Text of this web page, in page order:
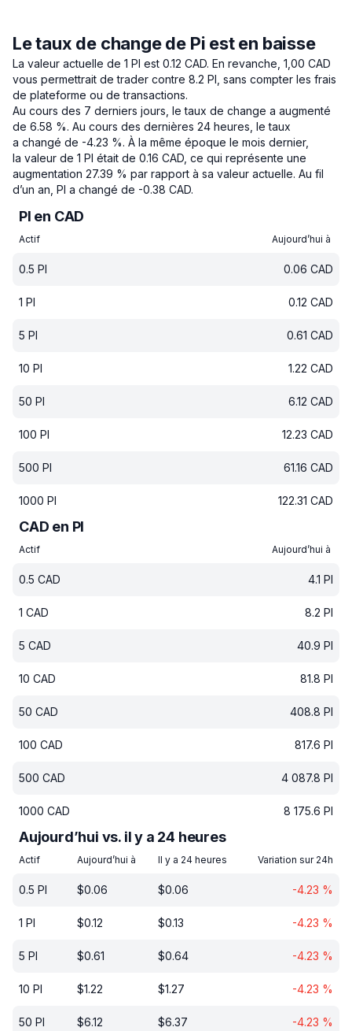
Le taux de change de Pi est en baisse
La valeur actuelle de 1 PI est 0.12 CAD. En revanche, 1,00 CAD
vous permettrait de trader contre 8.2 PI, sans compter les frais
de plateforme ou de transactions.
Au cours des 7 derniers jours, le taux de change a augmenté
de 6.58 %. Au cours des dernières 24 heures, le taux
a changé de -4.23 %. À la même époque le mois dernier,
la valeur de 1 PI était de 0.16 CAD, ce qui représente une
augmentation 27.39 % par rapport à sa valeur actuelle. Au fil
d’un an, PI a changé de -0.38 CAD.
PI en CAD
Actif Aujourd’hui à
0.5 PI 0.06 CAD
1 PI 0.12 CAD
5 PI 0.61 CAD
10 PI 1.22 CAD
50 PI 6.12 CAD
100 PI 12.23 CAD
500 PI 61.16 CAD
1000 PI 122.31 CAD
CAD en PI
Actif Aujourd’hui à
0.5 CAD 4.1 PI
1 CAD 8.2 PI
5 CAD 40.9 PI
10 CAD 81.8 PI
50 CAD 408.8 PI
100 CAD 817.6 PI
500 CAD 4 087.8 PI
1000 CAD 8 175.6 PI
Aujourd’hui vs. il y a 24 heures
Actif Aujourd’hui à Il y a 24 heures Variation sur 24h
0.5 PI $0.06 $0.06 -4.23 %
1 PI $0.12 $0.13 -4.23 %
5 PI $0.61 $0.64 -4.23 %
10 PI $1.22 $1.27 -4.23 %
50 PI $6.12 $6.37 -4.23 %